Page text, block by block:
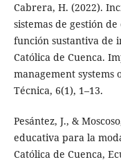
Cabrera, H. (2022).
sistemas de gestión
función sustantiva de
Católica de Cuenca.
management systems
Técnica, 6(1), 1–13.
Pesántez, J., &
educativa para la
Católica de Cuenca,